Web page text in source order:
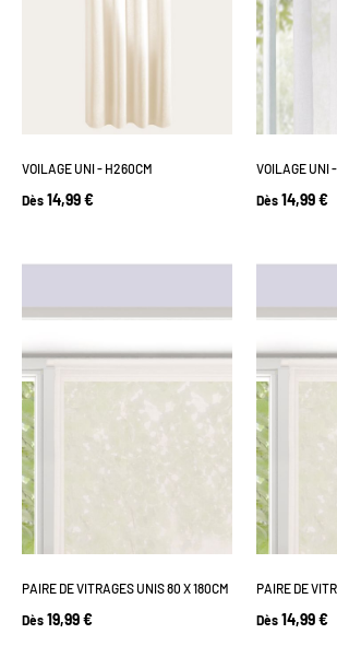
VOILAGE UNI - H260CM
Dès 14,99 €
VOILAGE UNI
Dès 14,99 €
PAIRE DE VITRAGES UNIS 80 X 180CM
Dès 19,99 €
PAIRE DE
Dès 14,99 €